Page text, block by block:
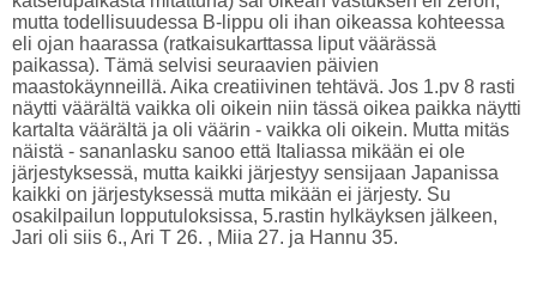
mutta todellisuudessa B-lippu oli ihan oikeassa kohteessa
eli ojan haarassa (ratkaisukarttassa liput väärässä
paikassa). Tämä selvisi seuraavien päivien
maastokäynneillä. Aika creatiivinen tehtävä. Jos 1.pv 8 rasti
näytti väärältä vaikka oli oikein niin tässä oikea paikka näytti
kartalta väärältä ja oli väärin - vaikka oli oikein. Mutta mitäs
näistä - sananlasku sanoo että Italiassa mikään ei ole
järjestyksessä, mutta kaikki järjestyy sensijaan Japanissa
kaikki on järjestyksessä mutta mikään ei järjesty. Su
osakilpailun lopputuloksissa, 5.rastin hylkäyksen jälkeen,
Jari oli siis 6., Ari T 26. , Miia 27. ja Hannu 35.